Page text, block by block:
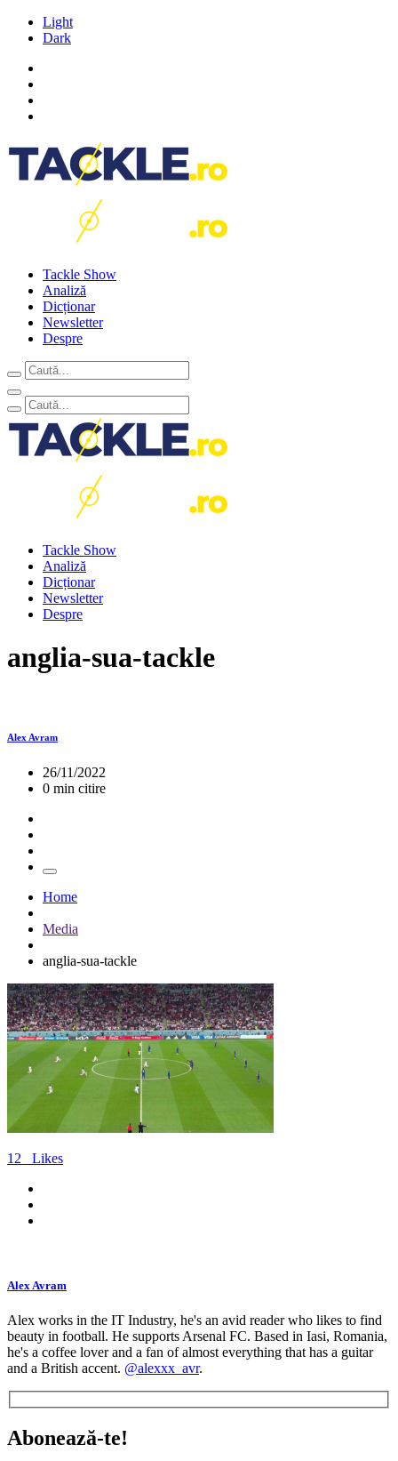
Light
Dark
Tackle Show
Analiză
Dicționar
Newsletter
Despre
Tackle Show
Analiză
Dicționar
Newsletter
Despre
anglia-sua-tackle
Alex Avram
26/11/2022
0 min citire
Home
Media
anglia-sua-tackle
12 Likes
Alex Avram
Alex works in the IT Industry, he's an avid reader who likes to find
beauty in football. He supports Arsenal FC. Based in Iasi, Romania,
he's a coffee lover and a fan of almost everything that has a guitar
and a British accent. @alexxx_avr.
Abonează-te!